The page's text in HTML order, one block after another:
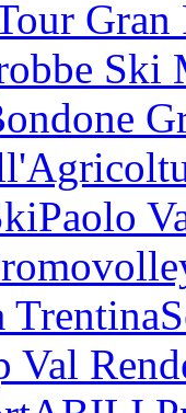
Gran
Ski
Paolo
Trentina
Val